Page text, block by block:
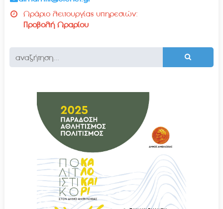
Ωράριο λειτουργίας υπηρεσιών:
Προβολή Ωραρίου